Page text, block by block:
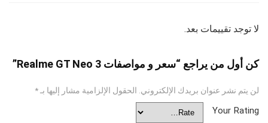
لا توجد تقييمات بعد.
كن أول من يراجع “سعر و مواصفات Realme GT Neo 3”
لن يتم نشر عنوان بريدك الإلكتروني. الحقول الإلزامية مشار إليها بـ*
Your Rating